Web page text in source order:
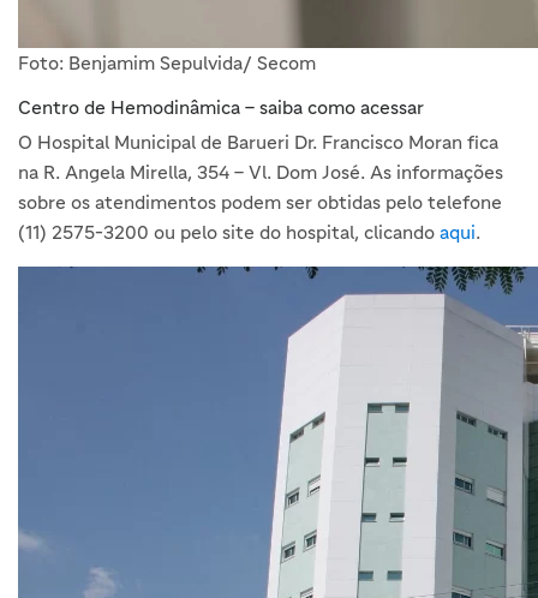
Foto: Benjamim Sepulvida/ Secom
Centro de Hemodinâmica – saiba como acessar
O Hospital Municipal de Barueri Dr. Francisco Moran fica
na R. Angela Mirella, 354 – Vl. Dom José. As informações
sobre os atendimentos podem ser obtidas pelo telefone
(11) 2575-3200 ou pelo site do hospital, clicando aqui.